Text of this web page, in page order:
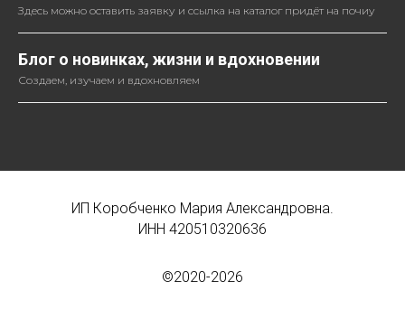
Здесь можно оставить заявку и ссылка на каталог придёт на почиу
Блог о новинках, жизни и вдохновении
Создаем, изучаем и вдохновляем
ИП Коробченко Мария Александровна.
ИНН 420510320636
©2020-2026